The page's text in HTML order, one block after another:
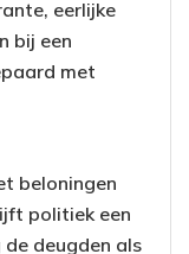
eerlijke
bij een
met
beloningen
politiek een
deugden als